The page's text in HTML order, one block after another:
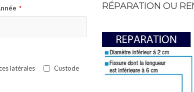
*
latérales Custode
RÉPARATION OU